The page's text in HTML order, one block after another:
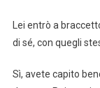
Lei entrò a
di sé, con quegli
Sì, avete capito